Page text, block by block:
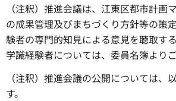
（注釈）推進会議は、江東区都市計画
の成果管理及びまちづくり方針等の策
験者の専門的知見による意見を聴取す
学識経験者については、委員名簿より
（注釈）推進会議の公開については、
す。